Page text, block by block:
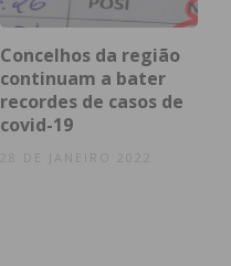
Concelhos da região
continuam a bater
recordes de casos de
covid-19
28 DE JANEIRO 2022